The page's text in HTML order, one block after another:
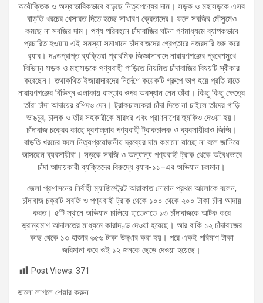
অযৌক্তিক ও অস্বাভাবিকভাবে বাড়ছে নিত্যপণ্যের দাম। সড়ক ও মহাসড়কে এসব
বাড়তি খরচের খেসারত দিতে হচ্ছে সাধারণ ক্রেতাদের। ফলে সবজির মৌসুমেও
কমছে না সবজির দাম। পণ্য পরিবহনে চাঁদাবাজির ঘটনা গণমাধ্যমে ব্যাপকভাবে
প্রচারিত হওয়ায় এই সমস্যা সমাধানে চাঁদাবাজদের গ্রেপ্তারে নজরদারি শুরু করে
র‌্যাব। দণ্ডপ্রাপ্ত ব্যক্তিরা প্রাথমিক জিজ্ঞাসাবাদে নারায়ণগঞ্জের প্রবেশমুখে
বিভিন্ন সড়ক ও মহাসড়কে পণ্যবাহী গাড়িতে নিয়মিত চাঁদাবাজির বিষয়টি স্বীকার
করেছেন। তথাকথিত ইজারাদারদের নির্দেশে কয়েকটি গ্রুপে ভাগ হয়ে প্রতি রাতে
নারায়ণগঞ্জের বিভিন্ন এলাকায় রাস্তার ওপর অবস্থান নেন তাঁরা। কিছু কিছু ক্ষেত্রে
তাঁরা চাঁদা আদায়ের রশিদও দেন। ট্রাকচালকেরা চাঁদা দিতে না চাইলে তাঁদের গাড়ি
ভাঙচুর, চালক ও তাঁর সহকারীকে মারধর এবং প্রাণনাশের হুমকিও দেওয়া হয়।
চাঁদাবাজ চক্রের কাছে দূরপাল্লার পণ্যবাহী ট্রাকচালক ও ব্যবসায়ীরাও জিম্মি।
বাড়তি খরচের ফলে নিত্যপ্রয়োজনীয় দ্রব্যের দাম কমানো যাচ্ছে না বলে জানিয়ে
আসছেন ব্যবসায়ীরা। সড়কে সবজি ও অন্যান্য পণ্যবাহী ট্রাক থেকে অবৈধভাবে
চাঁদা আদায়কারী ব্যক্তিদের বিরুদ্ধে র‌্যাব-১১–এর অভিযান চলমান।
জেলা প্রশাসনের নির্বাহী ম্যাজিস্ট্রেট আরাফাত নোমান প্রথম আলোকে বলেন,
চাঁদাবাজ চক্রটি সবজি ও পণ্যবাহী ট্রাক থেকে ১০০ থেকে ২০০ টাকা চাঁদা আদায়
করত। ৫টি স্থানে অভিযান চালিয়ে হাতেনাতে ১৩ চাঁদাবাজকে আটক করে
ভ্রাম্যমাণ আদালতের মাধ্যমে কারাদণ্ড দেওয়া হয়েছে। আর বাকি ১২ চাঁদাবাজের
কাছ থেকে ১৩ হাজার ৬৫৬ টাকা উদ্ধার করা হয়। পরে একই পরিমাণ টাকা
জরিমানা করে ওই ১২ জনকে ছেড়ে দেওয়া হয়েছে।
Post Views: 371
ভালো লাগলে শেয়ার করুন